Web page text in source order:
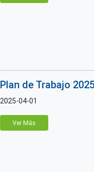
Plan de Trabajo
2025-04-01
Ver Más